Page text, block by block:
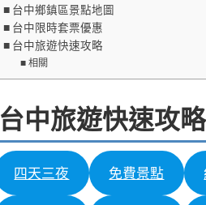
台中鄉鎮區景點地圖
台中限時套票優惠
台中旅遊快速攻略
相關
台中旅遊快速攻略
四天三夜 免費景點